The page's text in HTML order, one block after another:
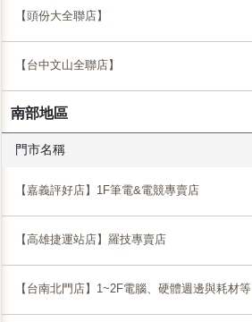
【頭份大全聯店】
【台中文山全聯店】
南部地區
門市名稱
【嘉義評好店】1F筆電&電競專賣店
【高雄捷運站店】羅技專賣店
【台南北門店】1~2F電腦、硬體週邊與耗材等